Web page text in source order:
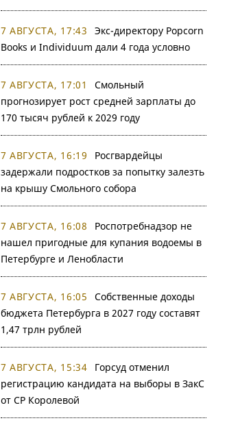
7 АВГУСТА, 17:43
Экс-директору Popcorn
Books и Individuum дали 4 года условно
7 АВГУСТА, 17:01
Смольный
прогнозирует рост средней зарплаты до
170 тысяч рублей к 2029 году
7 АВГУСТА, 16:19
Росгвардейцы
задержали подростков за попытку залезть
на крышу Смольного собора
7 АВГУСТА, 16:08
Роспотребнадзор не
нашел пригодные для купания водоемы в
Петербурге и Ленобласти
7 АВГУСТА, 16:05
Собственные доходы
бюджета Петербурга в 2027 году составят
1,47 трлн рублей
7 АВГУСТА, 15:34
Горсуд отменил
регистрацию кандидата на выборы в ЗакС
от СР Королевой